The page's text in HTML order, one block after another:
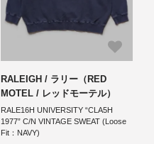
RALEIGH / ラリー（RED
MOTEL / レッドモーテル）
RALE16H UNIVERSITY “CLA5H
1977” C/N VINTAGE SWEAT (Loose
Fit：NAVY)